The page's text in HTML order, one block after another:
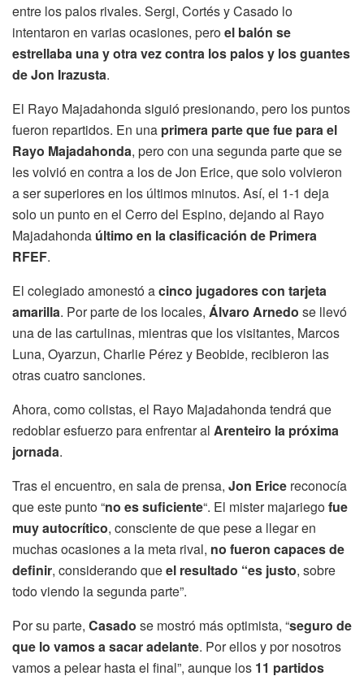
entre los palos rivales. Sergi, Cortés y Casado lo
intentaron en varias ocasiones, peroel balón se
estrellaba una y otra vez contra los palos y los guantes
de Jon Irazusta.
El Rayo Majadahonda siguió presionando, pero los puntos
fueron repartidos. En una primera parte que fue para el
Rayo Majadahonda, pero con una segunda parte que se
les volvió en contra a los de Jon Erice, que solo volvieron
a ser superiores en los últimos minutos. Así, el 1-1 deja
solo un punto en el Cerro del Espino, dejando al Rayo
Majadahonda último en la clasificación de Primera
RFEF.
El colegiado amonestó acinco jugadores con tarjeta
amarilla. Por parte de los locales, Álvaro Arnedo se llevó
una de las cartulinas, mientras que los visitantes, Marcos
Luna, Oyarzun, Charlie Pérez y Beobide, recibieron las
otras cuatro sanciones.
Ahora, como colistas, el Rayo Majadahonda tendrá que
redoblar esfuerzo para enfrentar al Arenteiro la próxima
jornada.
Tras el encuentro, en sala de prensa, Jon Erice reconocía
que este punto “no es suficiente“. El mister majariegofue
muy autocrítico, consciente de que pese a llegar en
muchas ocasiones a la meta rival, no fueron capaces de
definir, considerando queel resultado “es justo, sobre
todo viendo la segunda parte”.
Por su parte, Casado se mostró más optimista, “seguro de
que lo vamos a sacar adelante. Por ellos y por nosotros
vamos a pelear hasta el final”, aunque los 11 partidos